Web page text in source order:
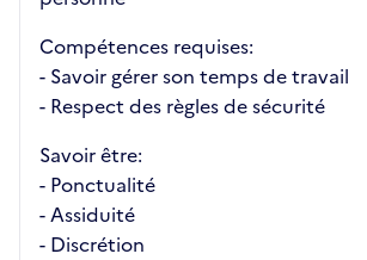
Compétences requises:
- Savoir gérer son temps de travail
- Respect des règles de sécurité
Savoir être:
- Ponctualité
- Assiduité
- Discrétion